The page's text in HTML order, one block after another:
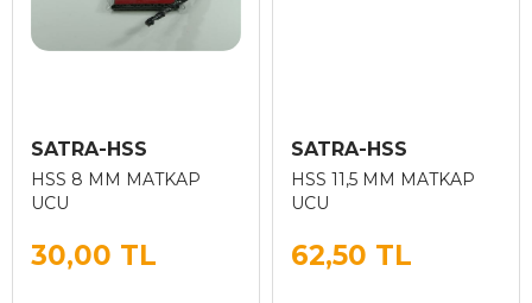
SATRA-HSS
HSS 8 MM MATKAP
UCU
30,00 TL
SATRA-HSS
HSS 11,5 MM MATKAP
UCU
62,50 TL